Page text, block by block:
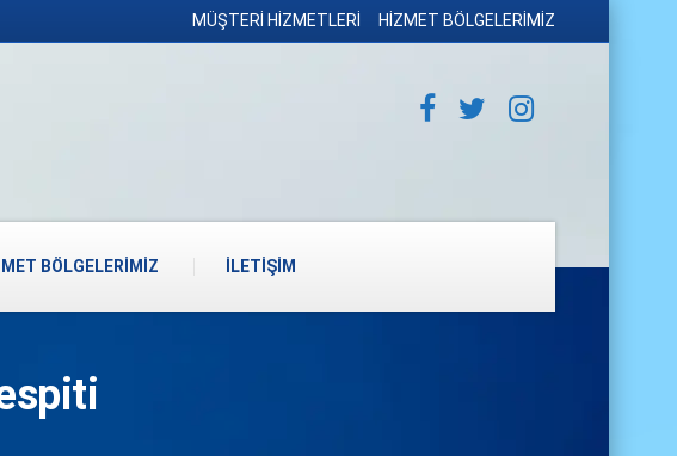
MÜŞTERİ HİZMETLERİ HİZMET BÖLGELERİMİZ
BÖLGELERİMİZ İLETİŞİM